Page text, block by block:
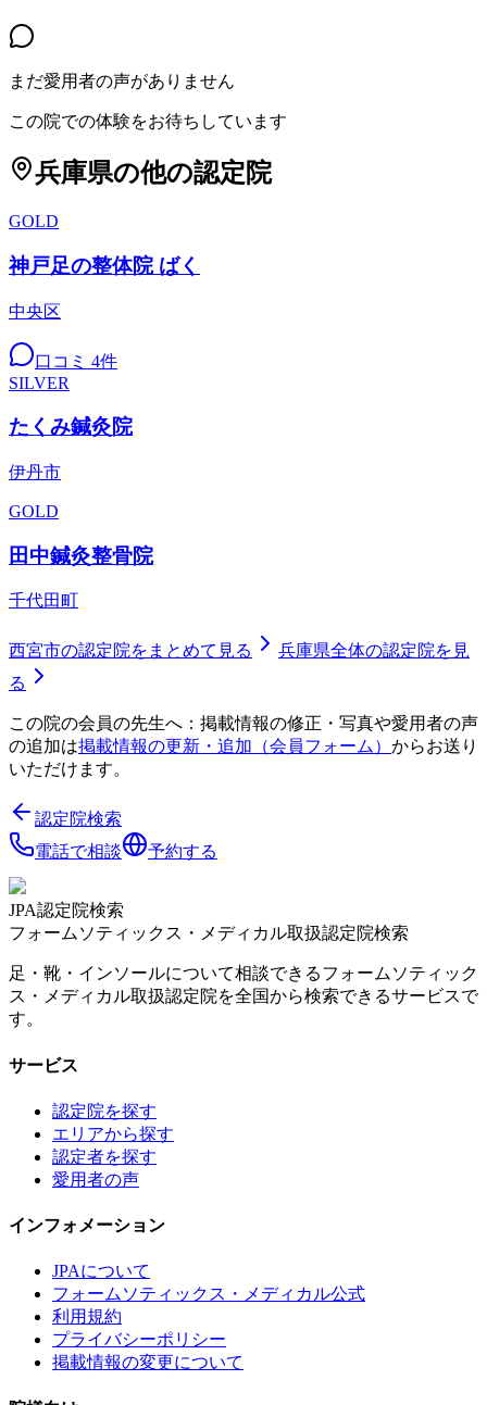
まだ愛用者の声がありません
この院での体験をお待ちしています
兵庫県の他の認定院
GOLD
神戸足の整体院 ばく
中央区
口コミ 4件
SILVER
たくみ鍼灸院
伊丹市
GOLD
田中鍼灸整骨院
千代田町
西宮市の認定院をまとめて見る 兵庫県全体の認定院を見
る
この院の会員の先生へ：掲載情報の修正・写真や愛用者の声
の追加は掲載情報の更新・追加（会員フォーム） からお送り
いただけます。
認定院検索
電話で相談
予約する
JPA認定院検索
フォームソティックス・メディカル取扱認定院検索
足・靴・インソールについて相談できるフォームソティック
ス・メディカル取扱認定院を全国から検索できるサービスで
す。
サービス
認定院を探す
エリアから探す
認定者を探す
愛用者の声
インフォメーション
JPAについて
フォームソティックス・メディカル公式
利用規約
プライバシーポリシー
掲載情報の変更について